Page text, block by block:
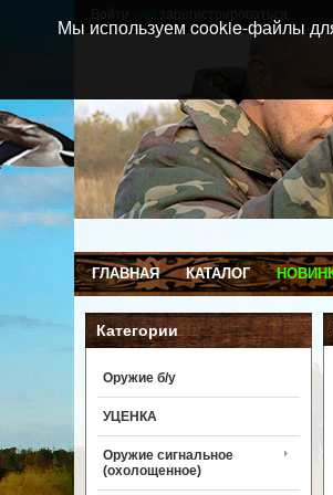
ГЛАВНАЯ КАТАЛОГ
Категории
Оружие б/у
УЦЕНКА
Оружие сигнальное
(охолощенное)
Мы используем cookie-файлы